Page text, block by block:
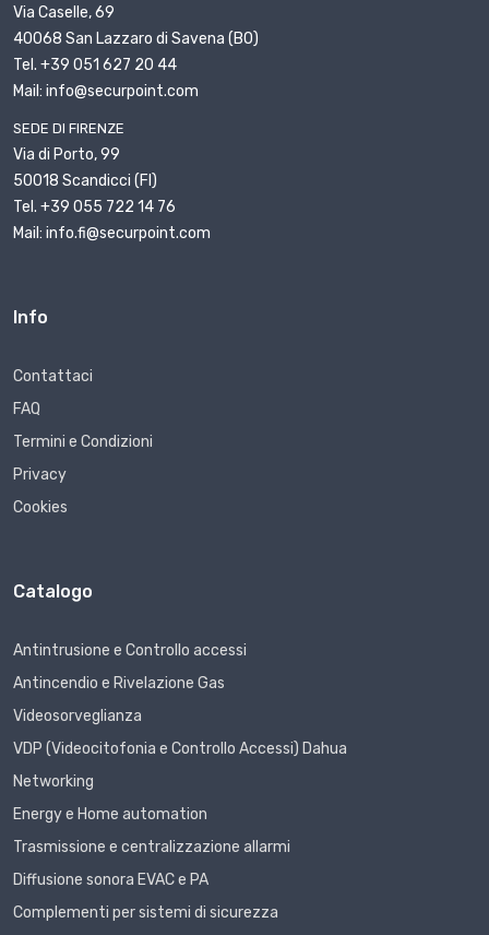
Via Caselle, 69
40068 San Lazzaro di Savena (BO)
Tel. +39 051 627 20 44
Mail: info@securpoint.com
SEDE DI FIRENZE
Via di Porto, 99
50018 Scandicci (FI)
Tel. +39 055 722 14 76
Mail: info.fi@securpoint.com
Info
Contattaci
FAQ
Termini e Condizioni
Privacy
Cookies
Catalogo
Antintrusione e Controllo accessi
Antincendio e Rivelazione Gas
Videosorveglianza
VDP (Videocitofonia e Controllo Accessi) Dahua
Networking
Energy e Home automation
Trasmissione e centralizzazione allarmi
Diffusione sonora EVAC e PA
Complementi per sistemi di sicurezza